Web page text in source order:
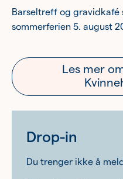
Barseltreff og
sommerferien 5. august
Les mer
Drop-in
Du trenger ikke å